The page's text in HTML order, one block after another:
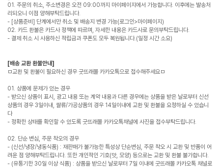
01. 주문의 취소, 주소변경은 오전 09:00까지 마이페이지에서 가능합니다. 이후에는 발송처
리되오니 이점 양해부탁드립니다.
- [상품준비] 단계에서만 취소 및 배송지 변경 가능(로그인>마이페이지)
02. 카드 환불은 카드사 정책에 따르며, 자세한 내용은 카드사로 문의부탁드립니다.
- 결제 취소 시 사용하신 적립금과 쿠폰도 모두 복원됩니다.(일정 시간 소요)
[배송 교환 환불안내]
ㅁ교환 및 환불이 필요하신 경우 굿뜨래몰 카카오톡으로 접수해주세요ㅁ
01. 상품에 문제가 있는 경우
- 받으신 상품이 표시, 광고 내용 또는 계약 내용과 다른 경우에는 상품을 받은 날로부터 신선
상품의 경우 3일이내, 쌀류/가공상품의 경우 14일이내에 교환 및 환불을 요청하실 수 있습니
다
- 정확한 상태를 확인할 수 있도록 굿뜨래몰 카카오톡채널에 사진을 접수부탁드립니다.
02. 단순 변심, 주문 착오의 경우
- (신선/냉장/냉동식품) : 재판매가 불가능한 특성상 단순변심, 주문 착오 시 교환 및 반품이 어
려운 점 양해부탁드립니다. 또한 개인적인 기호(맛, 모양) 등으로는 교환 및 환불 불가합니다.
- (유통기한 30일 이상 식품) : 상품을 받으신 날로부터 7일 이내에 굿뜨래몰 카카오톡 채널로